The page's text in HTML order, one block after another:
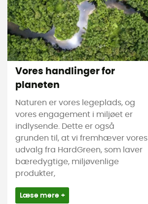
Vores handlinger for
planeten
Naturen er vores legeplads, og
vores engagement i miljøet er
indlysende. Dette er også
grunden til, at vi fremhæver vores
udvalg fra HardGreen, som laver
bæredygtige, miljøvenlige
produkter,
Læse mere +